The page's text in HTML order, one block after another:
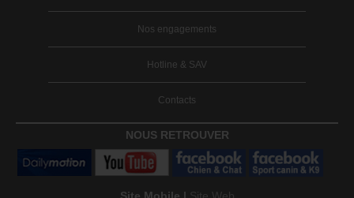
Nos engagements
Hotline & SAV
Contacts
NOUS RETROUVER
Site Mobile | Site Web